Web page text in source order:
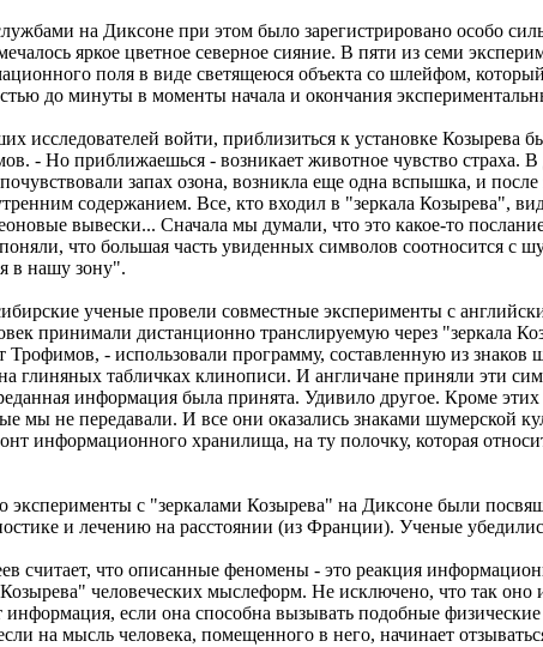
на Диксоне при этом было зарегистрировано особо
яркое цветное северное сияние. В пяти из семи
поля в виде светящеюся объекта со шлейфом,
до минуты в моменты начала и окончания
исследователей войти, приблизиться к установке Козырева
- Но приближаешься - возникает животное чувство страха. В
запах озона, возникла еще одна вспышка, и после
содержанием. Все, кто входил в "зеркала Козырева",
вывески... Сначала мы думали, что это какое-то
что большая часть увиденных символов соотносится с
в нашу зону".
ученые провели совместные эксперименты с
принимали дистанционно транслируемую через "зеркала
- использовали программу, составленную из знаков
глиняных табличках клинописи. И англичане приняли эти
информация была принята. Удивило другое. Кроме
мы не передавали. И все они оказались знаками шумерской
информационного хранилища, на ту полочку, которая
эксперименты с "зеркалами Козырева" на Диксоне были
и лечению на расстоянии (из Франции). Ученые
считает, что описанные феномены - это реакция
человеческих мыслеформ. Не исключено, что так оно
информация, если она способна вызывать подобные
на мысль человека, помещенного в него, начинает